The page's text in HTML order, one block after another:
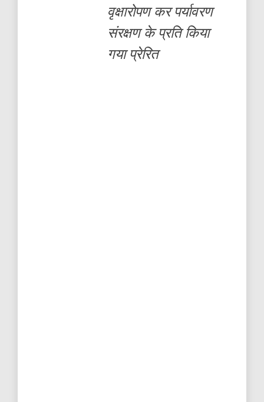
वृक्षारोपण कर पर्यावरण
संरक्षण के प्रति किया
गया प्रेरित